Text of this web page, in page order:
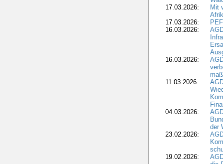
17.03.2026:
Mit
17.03.2026:
16.03.2026:
16.03.2026:
11.03.2026:
04.03.2026:
der
23.02.2026:
19.02.2026: